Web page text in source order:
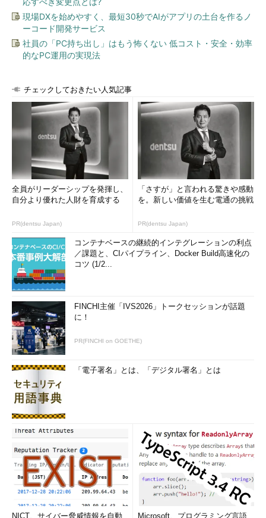
現場DXを始めやすく、最短30秒でAIがアプリの土台を作るノ
ーコード開発サービス
社員の「PC持ち出し」はもう怖くない 低コスト・安全・効率
的なPC運用の実現法
チェックしておきたい人気記事
全員がリーダーシップを発揮し、
自分より優れた人財を育成する
PR(dentsu Japan)
「さすが」と言われる驚きや感動
を。新しい価値を生む電通の挑戦
PR(dentsu Japan)
コンテナベースの継続的インテグレーションの利点
／課題と、CIパイプライン、Docker Build高速化の
コツ (1/2...
FINCHI主催「IVS2026」トークセッションが話題
に！
PR(FINCHI on GOETHE)
「電子署名」とは、「デジタル署名」とは
NICT、サイバー脅威情報を自動
Microsoft、プログラミング言語